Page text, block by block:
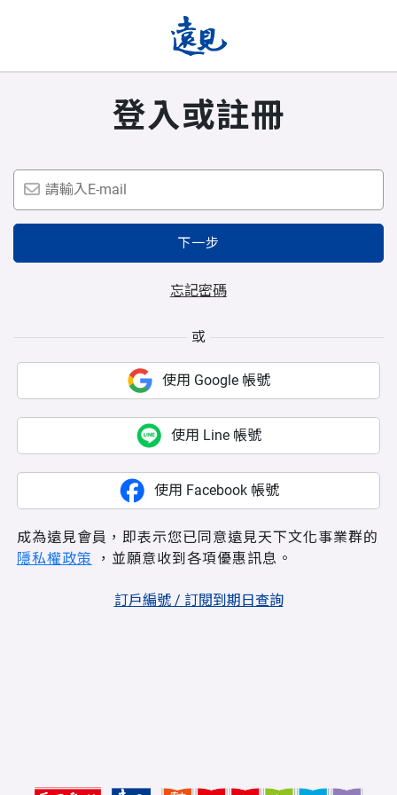
登入或註冊
下一步
忘記密碼
或
使用 Google 帳號
使用 Line 帳號
使用 Facebook 帳號
成為遠見會員，即表示您已同意遠見天下文化事業群的
隱私權政策 ，並願意收到各項優惠訊息。
訂戶編號 / 訂閱到期日查詢